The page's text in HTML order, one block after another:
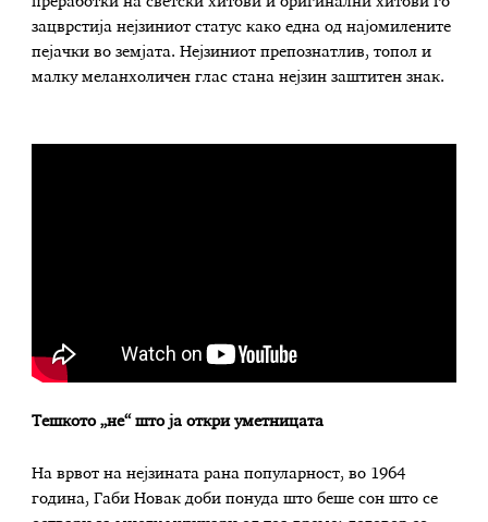
зацврстија нејзиниот статус како една од најомилените
пејачки во земјата. Нејзиниот препознатлив, топол и
малку меланхоличен глас стана нејзин заштитен знак.
Тешкото „не“ што ја откри уметницата
На врвот на нејзината рана популарност, во 1964
година, Габи Новак доби понуда што беше сон што се